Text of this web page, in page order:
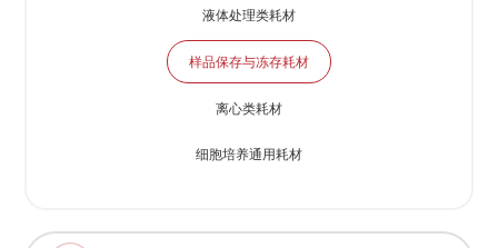
液体处理类耗材
样品保存与冻存耗材
离心类耗材
细胞培养通用耗材